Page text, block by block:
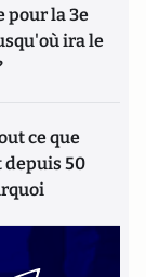
pour la 3e
ira le
ce que
depuis 50